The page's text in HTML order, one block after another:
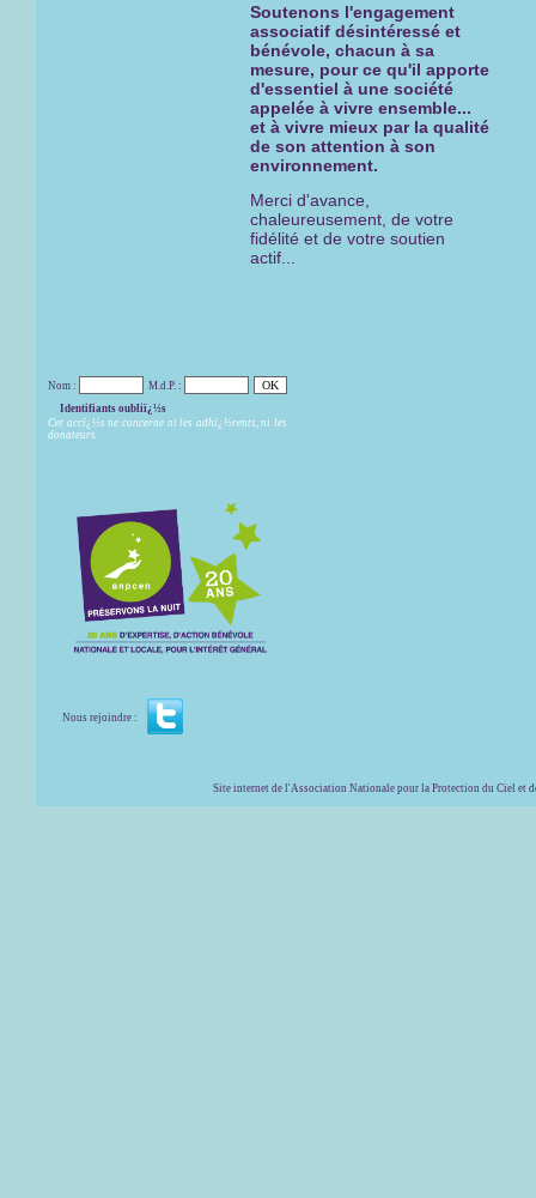
Soutenons l'engagement
associatif désintéressé et
bénévole, chacun à sa
mesure, pour ce qu'il apporte
d'essentiel à une société
appelée à vivre ensemble...
et à vivre mieux par la qualité
de son attention à son
environnement.
Merci d'avance,
chaleureusement, de votre
fidélité et de votre soutien
actif...
Nom :
M.d.P. :
Identifiants oubliï¿½s
Cet accï¿½s ne concerne ni les adhï¿½rents, ni les
donateurs
Nous rejoindre :
Site internet de l'Association Nationale pour la Protection du Ciel et de